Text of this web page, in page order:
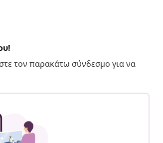
τον παρακάτω σύνδεσμο για να